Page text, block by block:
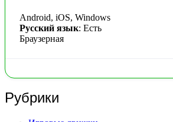
Android, iOS, Windows
Русский язык: Есть
Браузерная
Рубрики